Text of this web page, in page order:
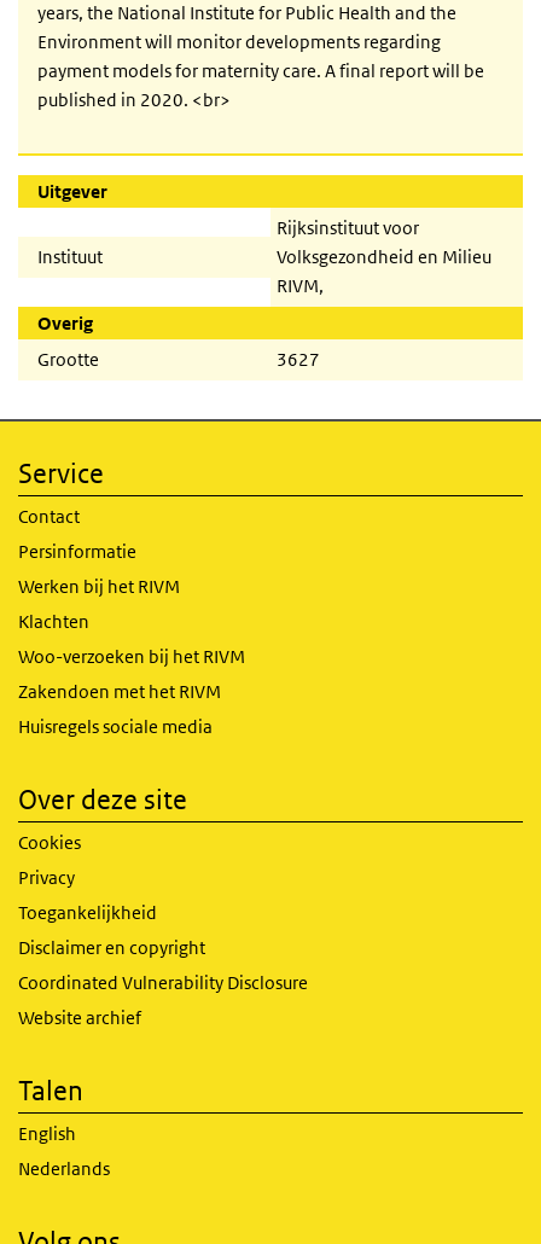
years, the National Institute for Public Health and the
Environment will monitor developments regarding
payment models for maternity care. A final report will be
published in 2020. <br>
Uitgever
Instituut
Rijksinstituut voor
Volksgezondheid en Milieu
RIVM,
Overig
Grootte
3627
Service
Contact
Persinformatie
Werken bij het RIVM
Klachten
Woo-verzoeken bij het RIVM
Zakendoen met het RIVM
Huisregels sociale media
Over deze site
Cookies
Privacy
Toegankelijkheid
Disclaimer en copyright
Coordinated Vulnerability Disclosure
Website archief
Talen
English
Nederlands